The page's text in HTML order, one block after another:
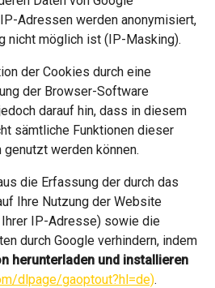
Adressen werden anonymisiert,
nicht möglich ist (IP-Masking).
der Cookies durch eine
der Browser-Software
darauf hin, dass in diesem
sämtliche Funktionen dieser
werden können.
die Erfassung der durch das
Ihre Nutzung der Website
IP-Adresse) sowie die
durch Google verhindern, indem
herunterladen und installieren
dlpage/gaoptout?hl=de).